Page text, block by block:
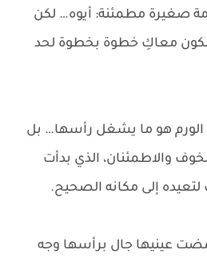
صغيرة مطمئنة: أيوه… لكن
معاكِ خطوة بخطوة لحد
الورم هو ما يشغل رأسها… بل
والاطمئنان، الذي بدأت
إلى مكانه الصحيح.
عينيها جال برأسها وجه